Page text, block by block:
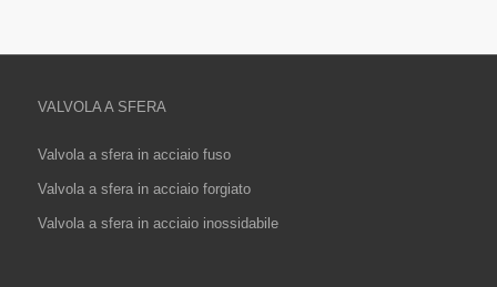
VALVOLA A SFERA
Valvola a sfera in acciaio fuso
Valvola a sfera in acciaio forgiato
Valvola a sfera in acciaio inossidabile